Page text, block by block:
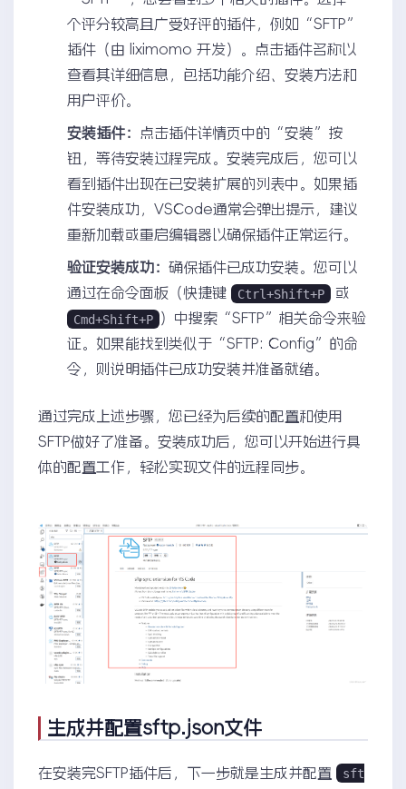
个评分较高且广受好评的插件，例如“SFTP”
插件（由 liximomo 开发）。点击插件名称以
查看其详细信息，包括功能介绍、安装方法和
用户评价。
安装插件：
点击插件详情页中的“安装”按
钮，等待安装过程完成。安装完成后，您可以
看到插件出现在已安装扩展的列表中。如果插
件安装成功，VSCode通常会弹出提示，建议
重新加载或重启编辑器以确保插件正常运行。
验证安装成功： 确保插件已成功安装。您可以
通过在命令面板（快捷键
Ctrl+Shift+P
或
Cmd+Shift+P
）中搜索“SFTP”相关命令来验
证。如果能找到类似于“SFTP: Config”的命
令，则说明插件已成功安装并准备就绪。
通过完成上述步骤，您已经为后续的配置和使用
SFTP做好了准备。安装成功后，您可以开始进行具
体的配置工作，轻松实现文件的远程同步。
生成并配置sftp.json文件
在安装完SFTP插件后，下一步就是生成并配置
sft